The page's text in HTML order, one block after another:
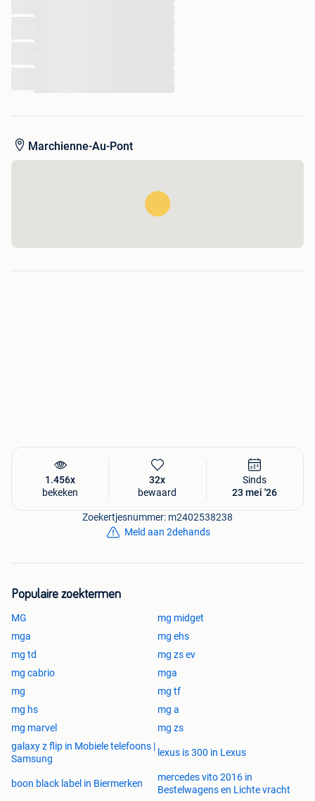
Marchienne-Au-Pont
1.456x
bekeken
32x
bewaard
Sinds
23 mei '26
Zoekertjesnummer: m2402538238
Meld aan 2dehands
Populaire zoektermen
MG
mg midget
mga
mg ehs
mg td
mg zs ev
mg cabrio
mga
mg
mg tf
mg hs
mg a
mg marvel
mg zs
galaxy z flip in Mobiele telefoons |
Samsung
lexus is 300 in Lexus
boon black label in Biermerken
mercedes vito 2016 in
Bestelwagens en Lichte vracht